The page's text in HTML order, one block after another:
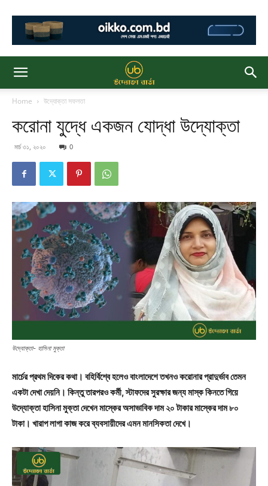
Home উদ্যোক্তা সফলতা
করোনা যুদ্ধে একজন যোদ্ধা উদ্যোক্তা
মার্চ ৩১, ২০২০ 0
উদ্যোক্তা- হাসিনা মুক্তা
মার্চের প্রথম দিকের কথা। বহির্বিশ্বে হলেও বাংলাদেশে তখনও করোনার প্রাদুর্ভাব তেমন
একটা দেখা দেয়নি। কিন্তু তারপরও কর্মী, স্টাফদের সুরক্ষার জন্য মাস্ক কিনতে গিয়ে
উদ্যোক্তা হাসিনা মুক্তা দেখেন মাস্কের অসাভাবিক দাম ২০ টাকার মাস্কের দাম ৮০
টাকা। খারাপ লাগা কাজ করে ব্যবসায়ীদের এমন মানসিকতা দেখে।